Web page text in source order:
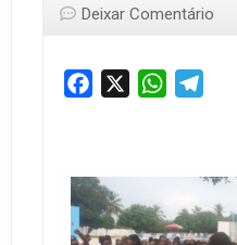
Deixar Comentário
Facebook WhatsApp